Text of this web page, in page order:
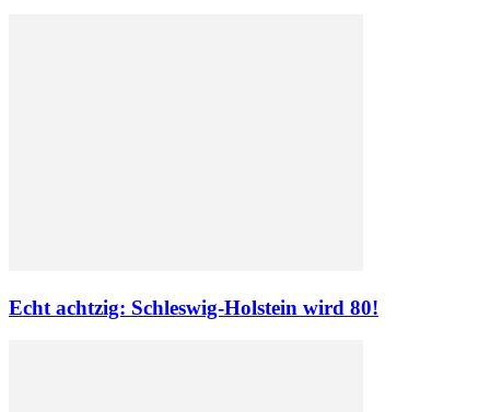
Echt achtzig: Schleswig-Holstein wird 80!